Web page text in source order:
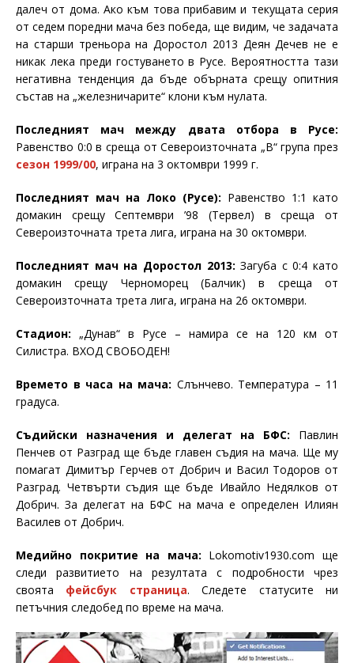
далеч от дома. Ако към това прибавим и текущата серия
от седем поредни мача без победа, ще видим, че задачата
на старши треньора на Доростол 2013 Деян Дечев не е
никак лека преди гостуването в Русе. Вероятността тази
негативна тенденция да бъде обърната срещу опитния
състав на „железничарите“ клони към нулата.
Последният мач между двата отбора в Русе:
Равенство 0:0 в среща от Североизточната „В“ група през
сезон 1999/00, играна на 3 октомври 1999 г.
Последният мач на Локо (Русе): Равенство 1:1 като
домакин срещу Септември ’98 (Тервел) в среща от
Североизточната трета лига, играна на 30 октомври.
Последният мач на Доростол 2013: Загуба с 0:4 като
домакин срещу Черноморец (Балчик) в среща от
Североизточната трета лига, играна на 26 октомври.
Стадион: „Дунав“ в Русе – намира се на 120 км от
Силистра. ВХОД СВОБОДЕН!
Времето в часа на мача: Слънчево. Температура – 11
градуса.
Съдийски назначения и делегат на БФС: Павлин
Пенчев от Разград ще бъде главен съдия на мача. Ще му
помагат Димитър Герчев от Добрич и Васил Тодоров от
Разград. Четвърти съдия ще бъде Ивайло Недялков от
Добрич. За делегат на БФС на мача е определен Илиян
Василев от Добрич.
Медийно покритие на мача: Lokomotiv1930.comще
следи развитието на резултата с подробности чрез
своята фейсбук страница. Следете статусите ни
петъчния следобед по време на мача.